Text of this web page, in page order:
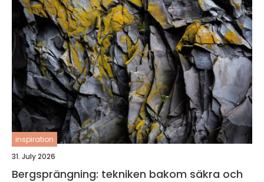
inspiration
31. July 2026
Bergsprängning: tekniken bakom säkra och